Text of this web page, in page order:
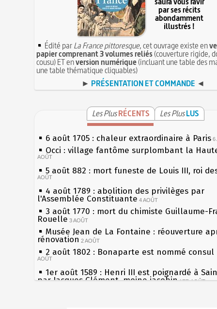
par ses récits
abondamment
illustrés !
Édité parLa France pittoresque, cet ouvrage existe en
papier comprenant 3 volumes reliés(couverture rigide,
cousu) ET enversion numérique(incluant une table des
une table thématique cliquables)
► PRÉSENTATION ET COMMANDE ◄
Les PlusRÉCENTS Les PlusLUS
6 août 1705 : chaleur extraordinaire à Paris 6
Occi : village fantôme surplombant la
AOÛT
5 août 882 : mort funeste de Louis III, roi
AOÛT
4 août 1789 : abolition des privilèges par
l'Assemblée Constituante 4 AOÛT
3 août 1770 : mort du chimiste Guillaume-
Rouelle 3 AOÛT
Musée Jean de La Fontaine : réouverture
rénovation 2 AOÛT
2 août 1802 : Bonaparte est nommé consul
AOÛT
1er août 1589 : Henri III est poignardé à
par Jacques Clément, moine jacobin 1ER AOÛT